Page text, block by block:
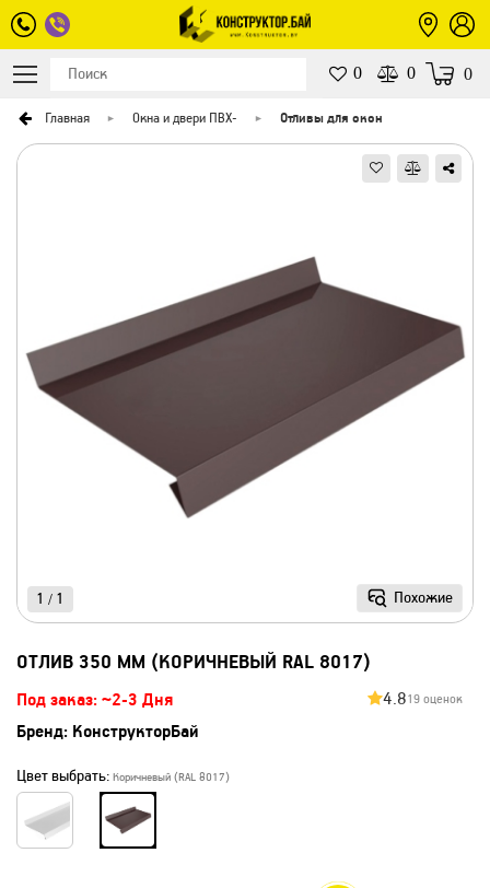
0 0 0
Главная Окна и двери ПВХ- Отливы для окон
Похожие
1 / 1
ОТЛИВ 350 ММ (КОРИЧНЕВЫЙ RAL 8017)
Под заказ: ~2-3 Дня 4.819 оценок
Бренд: КонструкторБай
Цвет выбрать: Коричневый (RAL 8017)